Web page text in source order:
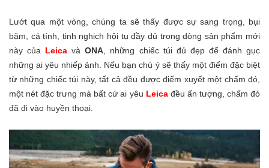
Lướt qua một vòng, chúng ta sẽ thấy được sự sang trọng, bụi
bặm, cá tính, tinh nghịch hội tụ đầy dủ trong dòng sản phẩm mới
này của Leica và ONA, những chiếc túi đủ đẹp để đánh gục
những ai yêu nhiếp ảnh. Nếu bạn chú ý sẽ thấy một điểm đặc biệt
từ những chiếc túi này, tất cả đều được điểm xuyết một chấm đó,
một nét đặc trưng mà bất cứ ai yêu Leicađều ấn tượng, chấm đỏ
đã đi vào huyền thoại.